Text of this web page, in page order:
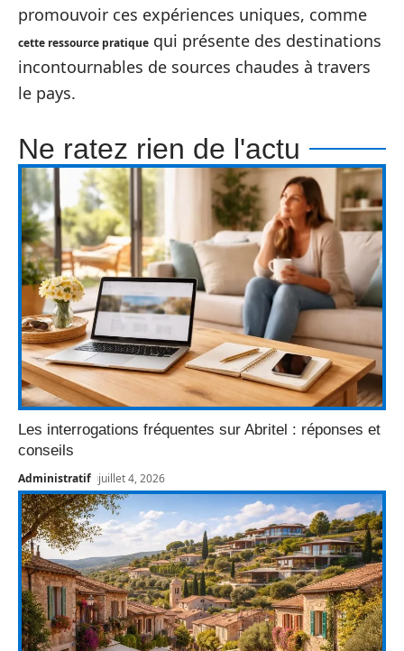
promouvoir ces expériences uniques, comme
cette ressource pratique qui présente des destinations
incontournables de sources chaudes à travers
le pays.
Ne ratez rien de l'actu
Les interrogations fréquentes sur Abritel : réponses et
conseils
Administratif juillet 4, 2026